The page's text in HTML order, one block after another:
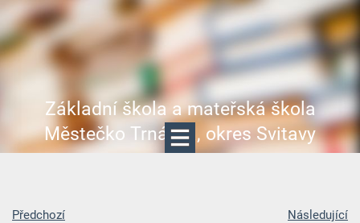
Základní škola a mateřská škola
Městečko Trnávka, okres Svitavy
Předchozí
Následující